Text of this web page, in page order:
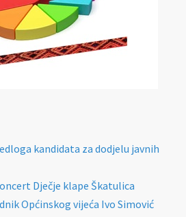
kandidata za dodjelu javnih
Dječje klape Škatulica
Općinskog vijeća Ivo Simović